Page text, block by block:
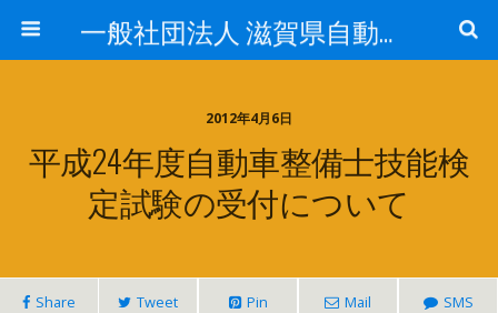
一般社団法人 滋賀県自動車整備振興会
2012年4月6日
平成24年度自動車整備士技能検
定試験の受付について
Share Tweet Pin Mail SMS